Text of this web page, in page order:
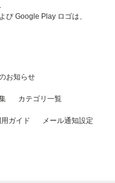
び Google Play ロゴは、
お知らせ
カテゴリ一覧
ガイド メール通知設定